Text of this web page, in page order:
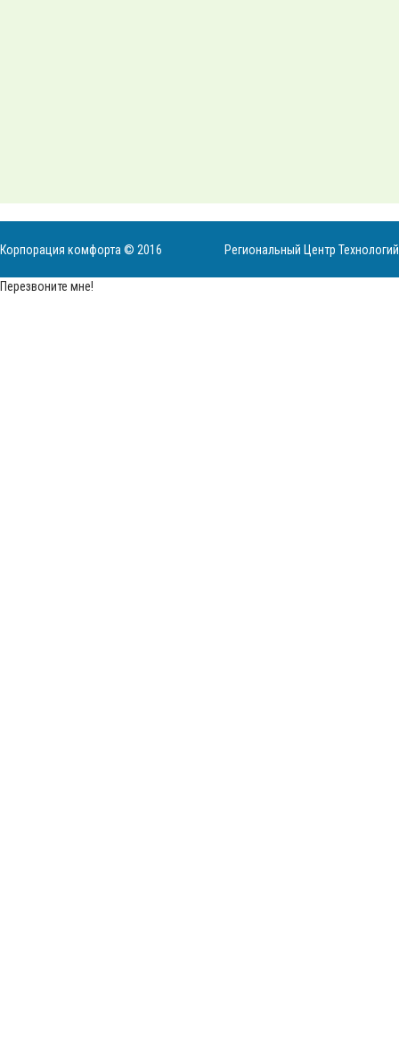
Корпорация комфорта © 2016 Региональный Центр Технологий
Перезвоните мне!